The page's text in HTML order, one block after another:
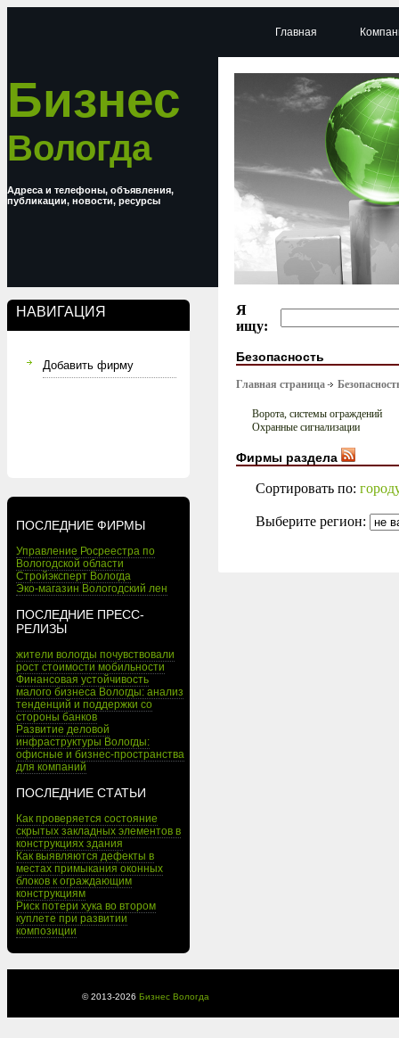
Бизнес
Вологда
Адреса и телефоны, объявления,
публикации, новости, ресурсы
НАВИГАЦИЯ
Добавить фирму
ПОСЛЕДНИЕ ФИРМЫ
Управление Росреестра по
Вологодской области
Стройэксперт Вологда
Эко-магазин Вологодский лен
ПОСЛЕДНИЕ ПРЕСС-
РЕЛИЗЫ
жители вологды почувствовали
рост стоимости мобильности
Финансовая устойчивость
малого бизнеса Вологды: анализ
тенденций и поддержки со
стороны банков
Развитие деловой
инфраструктуры Вологды:
офисные и бизнес-пространства
для компаний
ПОСЛЕДНИЕ СТАТЬИ
Как проверяется состояние
скрытых закладных элементов в
конструкциях здания
Как выявляются дефекты в
местах примыкания оконных
блоков к ограждающим
конструкциям
Риск потери хука во втором
куплете при развитии
композиции
Главная
Я
ищу:
Безопасность
Главная страница
Ворота, системы ограждений
Охранные сигнализации
Фирмы раздела
Сортировать по:
Выберите регион:
© 2013-2026 Бизнес Вологда